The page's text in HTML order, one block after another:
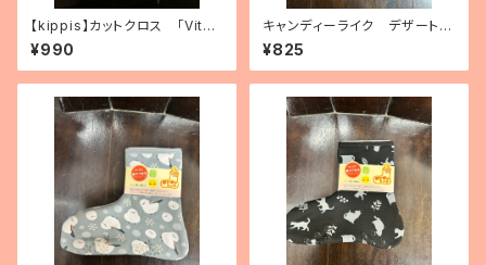
【kippis】カットクロス 「Vita
miini／ビタミン」（3種）
¥990
キャンディーライク デザートス
プーン（2種）
¥825